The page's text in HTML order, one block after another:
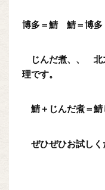
博多＝鯖 鯖＝博多
じんだ煮、、 北
理です。
鯖＋じんだ煮＝鯖
ぜひぜひお試しく